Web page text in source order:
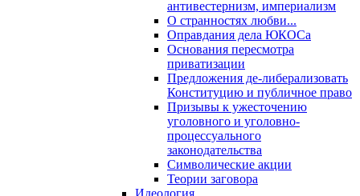
антивестернизм, империализм
О странностях любви...
Оправдания дела ЮКОСа
Основания пересмотра
приватизации
Предложения де-либерализовать
Конституцию и публичное право
Призывы к ужесточению
уголовного и уголовно-
процессуального
законодательства
Символические акции
Теории заговора
Идеология